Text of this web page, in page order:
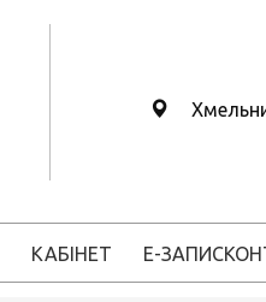
КАБІНЕТ Е-ЗАПИС